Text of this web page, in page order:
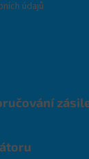
údajů